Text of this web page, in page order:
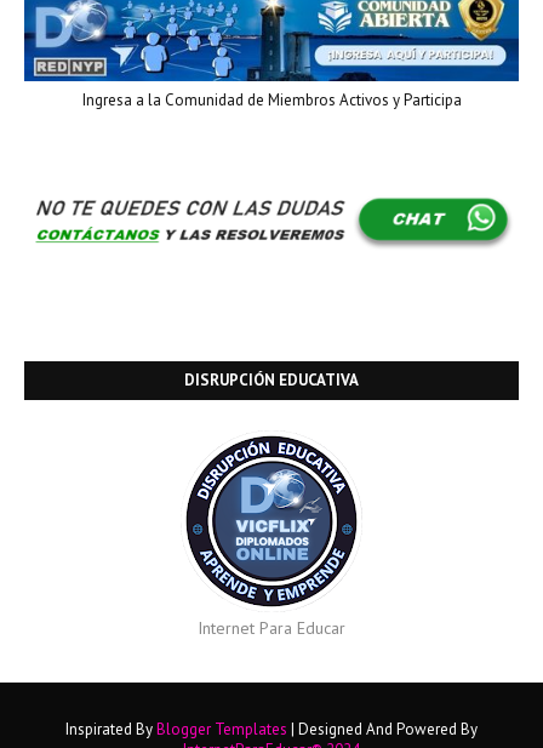
Ingresa a la Comunidad de Miembros Activos y Participa
DISRUPCIÓN EDUCATIVA
Internet Para Educar
Inspirated ByBlogger Templates | Designed And Powered By